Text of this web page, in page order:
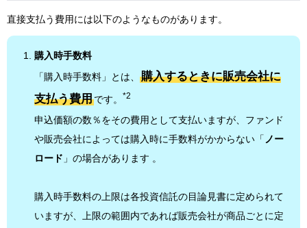
直接支払う費用には以下のようなものがあります。
購入時手数料
「購入時手数料」とは、
購入するときに販売会社に
支払う費用です。 *2
申込価額の数％をその費用として支払いますが、ファンド
や販売会社によっては購入時に手数料がかからない「 ノー
ロード 」の場合があります 。
購入時手数料の上限は各投資信託の目論見書に定められて
いますが、上限の範囲内であれば販売会社が商品ごとに定